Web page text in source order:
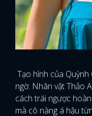
Tạo hình của Quỳnh
ngờ. Nhân vật Thảo
cách trái ngược
mà cô nàng á hậu